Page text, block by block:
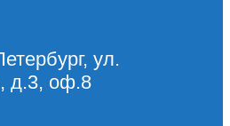
ул.
д.3, оф.8